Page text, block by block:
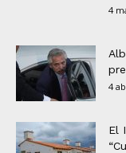
4
4
El